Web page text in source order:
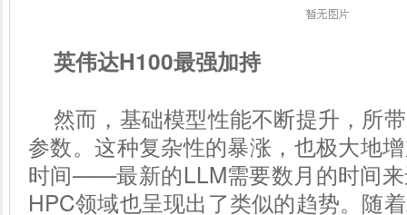
英伟达H100最强加持
然而，基础模型性能不断提升，所
参数。这种复杂性的暴涨，也极大地
时间——最新的LLM需要数月的时间
HPC领域也呈现出了类似的趋势。随